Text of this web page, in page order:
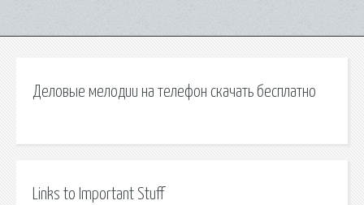
Деловые мелодии на телефон скачать бесплатно
Links to Important Stuff